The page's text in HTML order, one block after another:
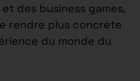
des business games,
rendre plus concrète
du monde du